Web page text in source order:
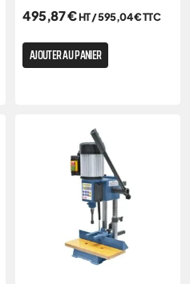
495,87€HT /595,04€TTC
AJOUTER AU PANIER